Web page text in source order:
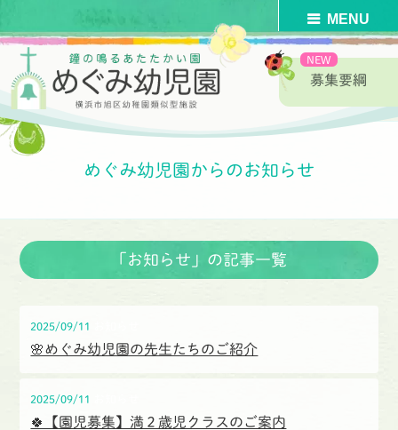
募集要綱
HOME
めぐみ幼児園からのお知らせ
「お知らせ」の記事一覧
2025/09/11
🌸めぐみ幼児園の先生たちのご紹介
2025/09/11
🍀【園児募集】満２歳児クラスのご案内